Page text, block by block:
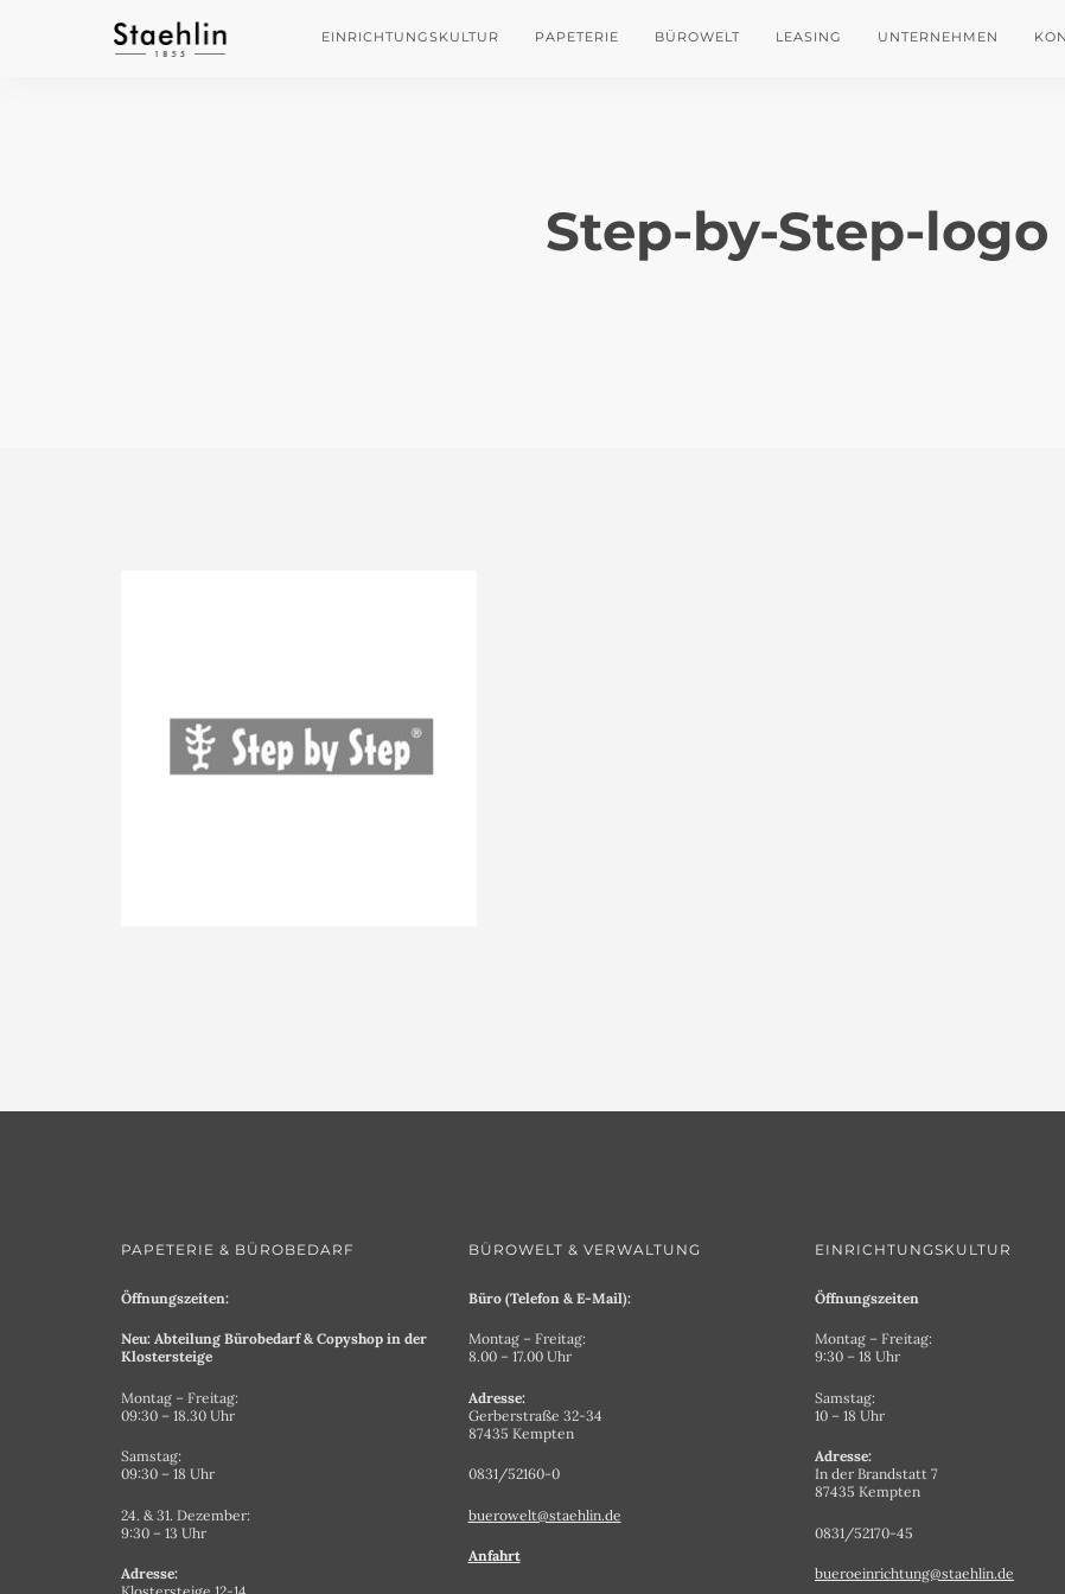
EINRICHTUNGSKULTUR PAPETERIE BÜROWELT LEASING UNTERNEHMEN
Step-by-Step-logo
PAPETERIE & BÜROBEDARF
Öffnungszeiten:
Neu: Abteilung Bürobedarf & Copyshop in der
Klostersteige
Montag – Freitag:
09:30 – 18.30 Uhr
Samstag:
09:30 – 18 Uhr
24. & 31. Dezember:
9:30 – 13 Uhr
Adresse:
BÜROWELT & VERWALTUNG
Büro (Telefon & E-Mail):
Montag – Freitag:
8.00 – 17.00 Uhr
Adresse:
Gerberstraße 32-34
87435 Kempten
0831/52160-0
buerowelt@staehlin.de
Anfahrt
EINRICHTUNGSKULTUR
Öffnungszeiten
Montag – Freitag:
9:30 – 18 Uhr
Samstag:
10 – 18 Uhr
Adresse:
In der Brandstatt 7
87435 Kempten
0831/52170-45
bueroeinrichtung@staehlin.de